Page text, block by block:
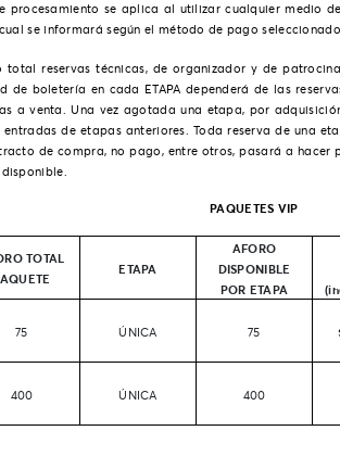
procesamiento se aplica al utilizar cualquier medio
se informará según el método de pago
reservas técnicas, de organizador y de
de boletería en cada ETAPA dependerá de las
a venta. Una vez agotada una etapa, por
de etapas anteriores. Toda reserva de una
de compra, no pago, entre otros, pasará a
PAQUETES VIP
TOTAL
ETAPA
AFORO
DISPONIBLE
POR ETAPA
75 ÚNICA 75
400 ÚNICA 400